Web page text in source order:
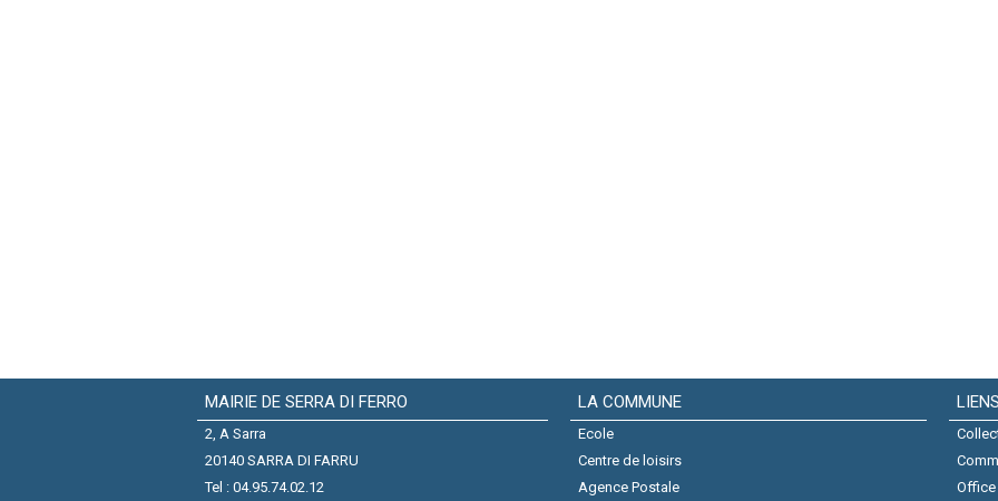
MAIRIE DE SERRA DI FERRO
2, A Sarra
20140 SARRA DI FARRU
Tel : 04.95.74.02.12
LA COMMUNE
Ecole
Centre de loisirs
Agence Postale
Office